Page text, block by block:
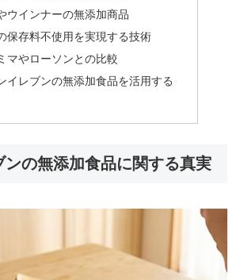
ウインナーの無添加商品
保存料不使用を実現する技術
マやローソンとの比較
イレブンの無添加食品を活用する
ンの無添加食品に関する真実